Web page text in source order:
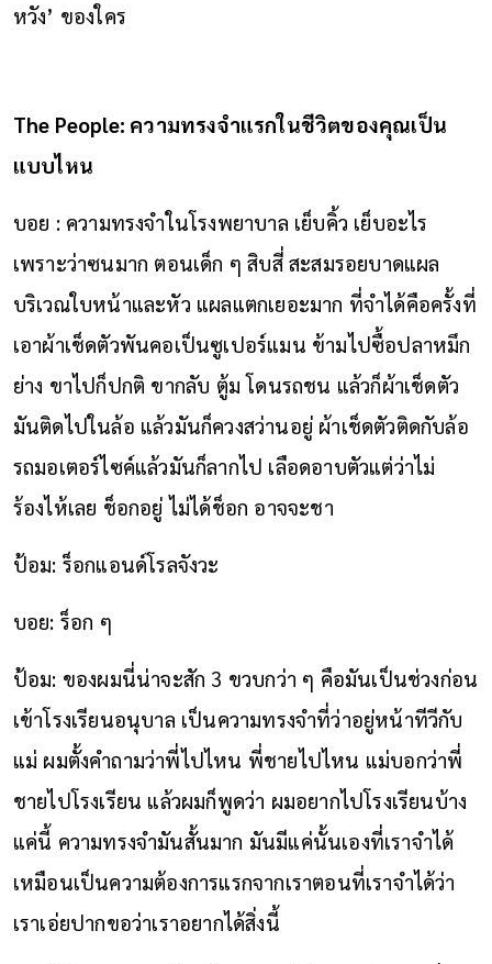
หวัง’ ของใคร
The People: ความทรงจำแรกในชีวิตของคุณเป็น
แบบไหน
บอย : ความทรงจำในโรงพยาบาล เย็บคิ้ว เย็บอะไร
เพราะว่าซนมาก ตอนเด็ก ๆ สิบสี่ สะสมรอยบาดแผล
บริเวณใบหน้าและหัว แผลแตกเยอะมาก ที่จำได้คือครั้งที่
เอาผ้าเช็ดตัวพันคอเป็นซูเปอร์แมน ข้ามไปซื้อปลาหมึก
ย่าง ขาไปก็ปกติ ขากลับ ตู้ม โดนรถชน แล้วก็ผ้าเช็ดตัว
มันติดไปในล้อ แล้วมันก็ควงสว่านอยู่ ผ้าเช็ดตัวติดกับล้อ
รถมอเตอร์ไซค์แล้วมันก็ลากไป เลือดอาบตัวแต่ว่าไม่
ร้องไห้เลย ช็อกอยู่ ไม่ได้ช็อก อาจจะชา
ป้อม: ร็อกแอนด์โรลจังวะ
บอย: ร็อก ๆ
ป้อม: ของผมนี่น่าจะสัก 3 ขวบกว่า ๆ คือมันเป็นช่วงก่อน
เข้าโรงเรียนอนุบาล เป็นความทรงจำที่ว่าอยู่หน้าทีวีกับ
แม่ ผมตั้งคำถามว่าพี่ไปไหน พี่ชายไปไหน แม่บอกว่าพี่
ชายไปโรงเรียน แล้วผมก็พูดว่า ผมอยากไปโรงเรียนบ้าง
แค่นี้ ความทรงจำมันสั้นมาก มันมีแค่นั้นเองที่เราจำได้
เหมือนเป็นความต้องการแรกจากเราตอนที่เราจำได้ว่า
เราเอ่ยปากขอว่าเราอยากได้สิ่งนี้